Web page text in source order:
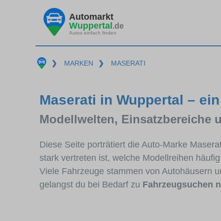
Automarkt
Wuppertal.de
Autos einfach finden
❯ MARKEN ❯ MASERATI
Maserati in Wuppertal –
Modellwelten, Einsatzbereiche
Diese Seite porträtiert die Auto-Marke
stark vertreten ist, welche Modellreihen
Viele Fahrzeuge stammen von Autohäusern
gelangst du bei Bedarf zu Fahrzeugsuchen